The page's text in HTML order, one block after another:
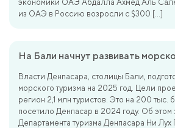
экономики ОАЭ Абдалла Ахмед Аль
из ОАЭ в Россию возросли с $300 […]
На Бали начнут развивать
Власти Денпасара, столицы Бали,
морского туризма на 2025 год. Цели
регион 2,1 млн туристов. Это на 200 тыс.
посетило Денпасар в 2024 году. Об этом
Департамента туризма Денпасара Ни Лух